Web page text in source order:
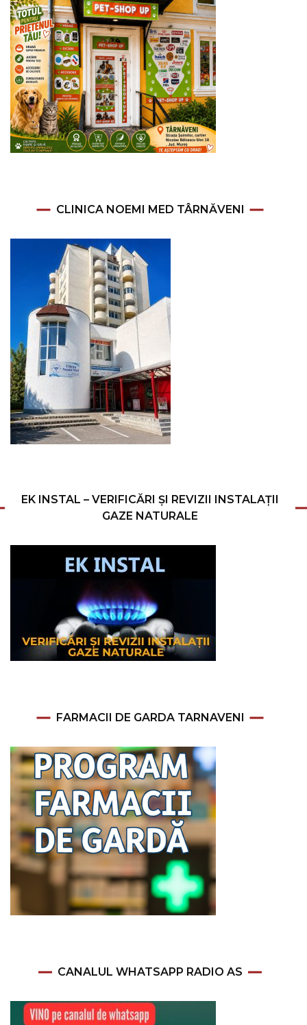
CLINICA NOEMI MED TÂRNĂVENI
EK INSTAL – VERIFICĂRI ȘI REVIZII INSTALAȚII
GAZE NATURALE
FARMACII DE GARDA TARNAVENI
CANALUL WHATSAPP RADIO AS